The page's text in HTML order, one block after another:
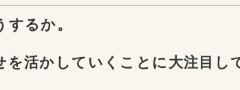
するか。
を活かしていくことに大注目し